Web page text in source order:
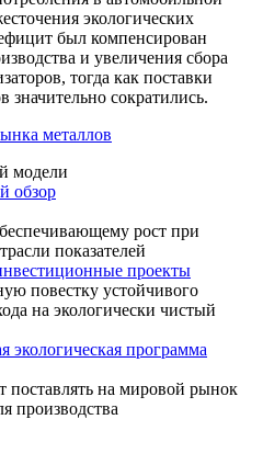
экологических
был компенсирован
и увеличения сбора
тогда как поставки
значительно сократились.
металлов
модели
обзор
рост при
показателей
проекты
повестку устойчивого
на экологически чистый
экологическая программа
поставлять на мировой рынок
производства